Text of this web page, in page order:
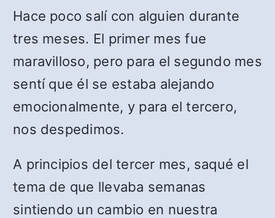
Hace poco salí con alguien durante
tres meses. El primer mes fue
maravilloso, pero para el segundo mes
sentí que él se estaba alejando
emocionalmente, y para el tercero,
nos despedimos.
A principios del tercer mes, saqué el
tema de que llevaba semanas
sintiendo un cambio en nuestra